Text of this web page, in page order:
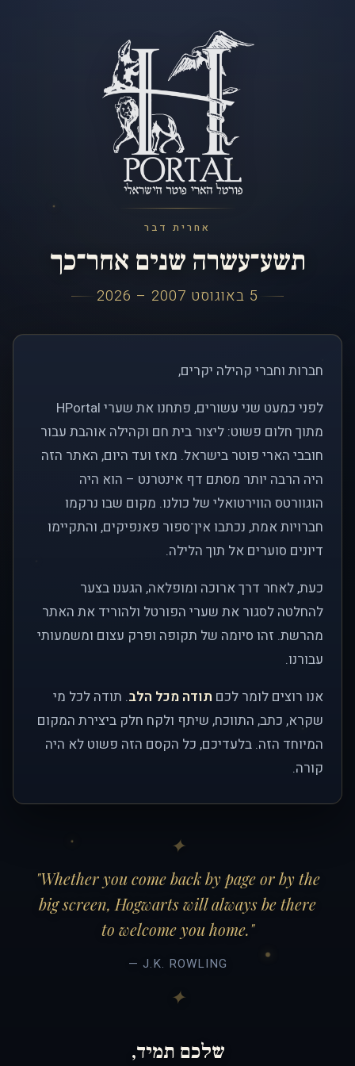
אחרית דבר
תשע־עשרה שנים אחר־כך
5 באוגוסט 2007 – 2026
חברות וחברי קהילה יקרים,
לפני כמעט שני עשורים, פתחנו את שערי HPortal
מתוך חלום פשוט: ליצור בית חם וקהילה אוהבת עבור
חובבי הארי פוטר בישראל. מאז ועד היום, האתר הזה
היה הרבה יותר מסתם דף אינטרנט – הוא היה
הוגוורטס הווירטואלי של כולנו. מקום שבו נרקמו
חברויות אמת, נכתבו אין־ספור פאנפיקים, והתקיימו
דיונים סוערים אל תוך הלילה.
כעת, לאחר דרך ארוכה ומופלאה, הגענו בצער
להחלטה לסגור את שערי הפורטל ולהוריד את האתר
מהרשת. זהו סיומה של תקופה ופרק עצום ומשמעותי
עבורנו.
אנו רוצים לומר לכם תודה מכל הלב. תודה לכל מי
שקרא, כתב, התווכח, שיתף ולקח חלק ביצירת המקום
המיוחד הזה. בלעדיכם, כל הקסם הזה פשוט לא היה
קורה.
"Whether you come back by page or by the
big screen, Hogwarts will always be there
to welcome you home."
— J.K. ROWLING
שלכם תמיד,